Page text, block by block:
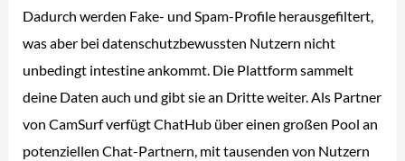
Dadurch werden Fake- und Spam-Profile herausgefiltert,
was aber bei datenschutzbewussten Nutzern nicht
unbedingt intestine ankommt. Die Plattform sammelt
deine Daten auch und gibt sie an Dritte weiter. Als Partner
von CamSurf verfügt ChatHub über einen großen Pool an
potenziellen Chat-Partnern, mit tausenden von Nutzern